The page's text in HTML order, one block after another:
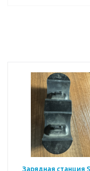
Зарядная станция